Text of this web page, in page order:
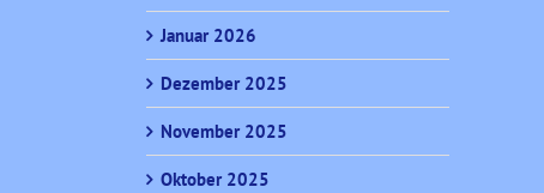
Januar 2026
Dezember 2025
November 2025
Oktober 2025